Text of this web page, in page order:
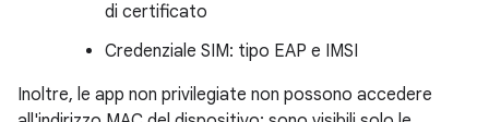
di certificato
Credenziale SIM: tipo EAP e IMSI
Inoltre, le app non privilegiate non possono accedere